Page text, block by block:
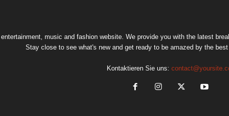
music and fashion website. We provide you with the latest
Stay close to see what's new and get ready to be amazed by the
Kontaktieren Sie uns: